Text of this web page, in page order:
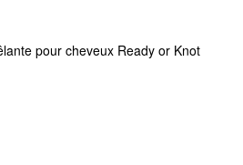
pour cheveux Ready or Knot